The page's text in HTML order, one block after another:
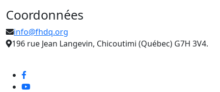
Coordonnées
info@fhdq.org
196 rue Jean Langevin, Chicoutimi (Québec) G7H 3V4.